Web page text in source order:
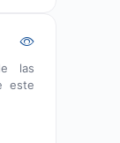
las
este